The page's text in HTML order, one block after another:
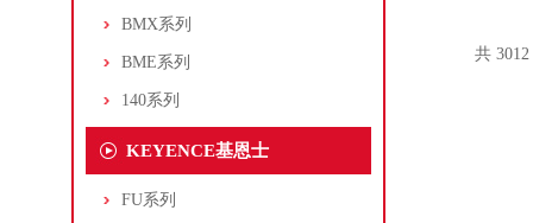
BMX系列
BME系列
140系列
KEYENCE基恩士
FU系列
共